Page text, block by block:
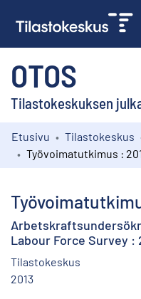
OTOS
Tilastokeskuksen
Kokoelmat
Etusivu Tilastokeskus
Labour Force Survey :
Tilastokeskus
2013